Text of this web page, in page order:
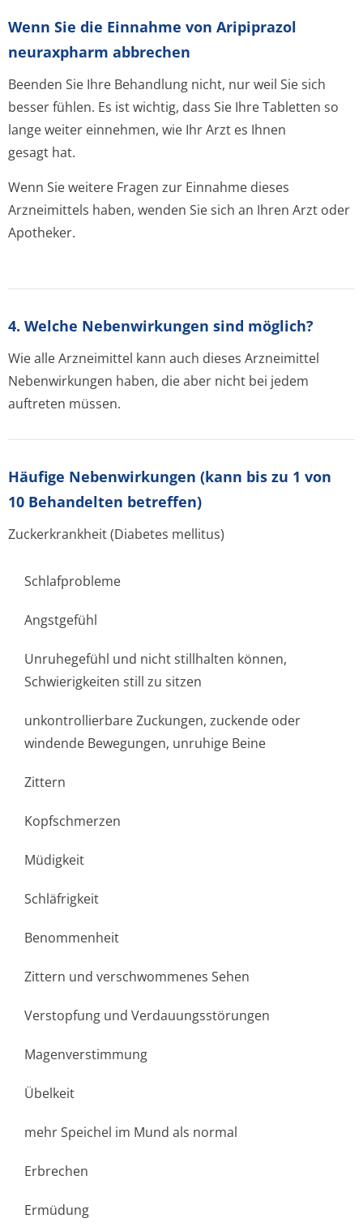
Wenn Sie die Einnahme von Aripiprazol
neuraxpharm abbrechen
Beenden Sie Ihre Behandlung nicht, nur weil Sie sich
besser fühlen. Es ist wichtig, dass Sie Ihre Tabletten so
lange weiter einnehmen, wie Ihr Arzt es Ihnen
gesagt hat.
Wenn Sie weitere Fragen zur Einnahme dieses
Arzneimittels haben, wenden Sie sich an Ihren Arzt oder
Apotheker.
4. Welche Nebenwirkungen sind möglich?
Wie alle Arzneimittel kann auch dieses Arzneimittel
Nebenwirkungen haben, die aber nicht bei jedem
auftreten müssen.
Häufige Nebenwirkungen (kann bis zu 1 von
10 Behandelten betreffen)
Zuckerkrankheit (Diabetes mellitus)
Schlafprobleme
Angstgefühl
Unruhegefühl und nicht stillhalten können,
Schwierigkeiten still zu sitzen
unkontrollierbare Zuckungen, zuckende oder
windende Bewegungen, unruhige Beine
Zittern
Kopfschmerzen
Müdigkeit
Schläfrigkeit
Benommenheit
Zittern und verschwommenes Sehen
Verstopfung und Verdauungsstörungen
Magenverstimmung
Übelkeit
mehr Speichel im Mund als normal
Erbrechen
Ermüdung